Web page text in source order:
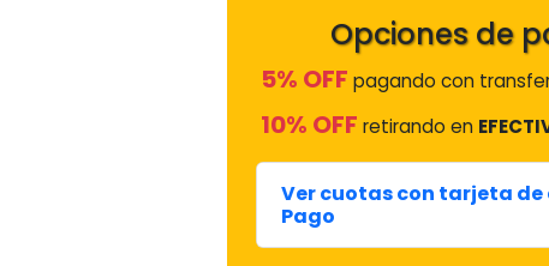
Opciones de
5% OFF pagando con
10% OFF retirando en
Ver cuotas con tarjeta
Pago